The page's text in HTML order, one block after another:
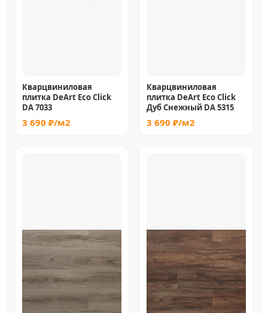
Кварцвиниловая
плитка DeArt Eco Click
DA 7033
3 690 ₽/м2
Кварцвиниловая
плитка DeArt Eco Click
Дуб Снежный DA 5315
3 690 ₽/м2